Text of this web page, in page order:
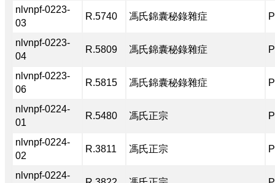
nlvnpf-0223-
03
R.5740 馮氏錦囊秘錄雜症
nlvnpf-0223-
04
R.5809 馮氏錦囊秘錄雜症
nlvnpf-0223-
06
R.5815 馮氏錦囊秘錄雜症
nlvnpf-0224-
01
R.5480 馮氏正宗
nlvnpf-0224-
02
R.3811 馮氏正宗
nlvnpf-0224-